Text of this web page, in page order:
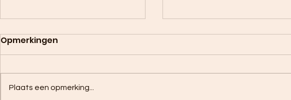
Opmerkingen
Plaats een opmerking...